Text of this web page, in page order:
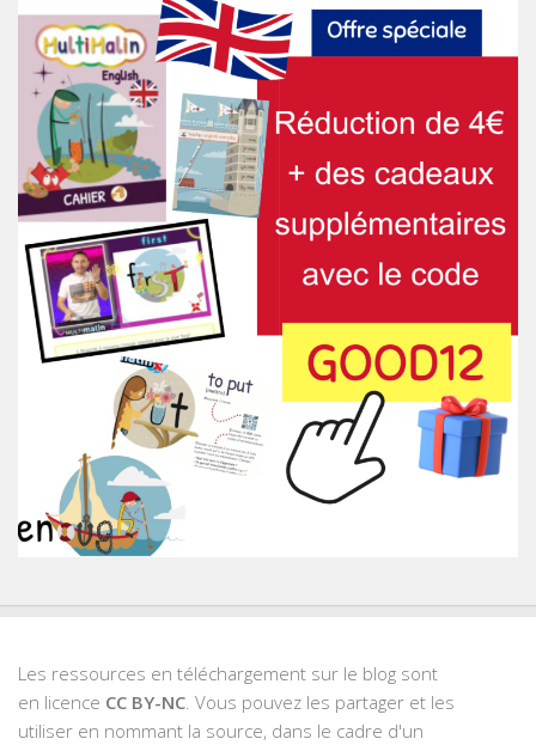
Les ressources en téléchargement sur le blog sont
en licence CC BY-NC. Vous pouvez les partager et les
utiliser en nommant la source, dans le cadre d'un